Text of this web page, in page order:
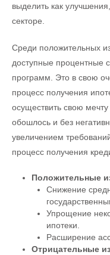
выделить как
секторе.
Среди положительных
доступные процентные
программ. Это в свою
процесс получения
осуществить свою
обошлось и без
увеличением
процесс получения
Положительные
Снижение
Упрощение
ипотеки.
Расширение
Отрицательные